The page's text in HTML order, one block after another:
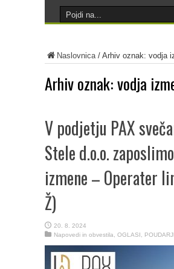
Naslovnica/ Arhiv oznak: vodja
Arhiv oznak:vodja
V podjetju PAX
Stele d.o.o.
izmene – Operater
Ž)
20. 8. 2024
Napovedi in obvestila
OGLASI